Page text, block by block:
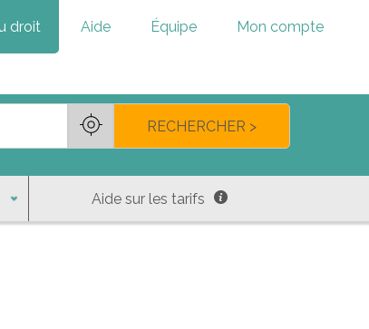
droit Aide Équipe Mon compte
RECHERCHER >
Aide sur les tarifs